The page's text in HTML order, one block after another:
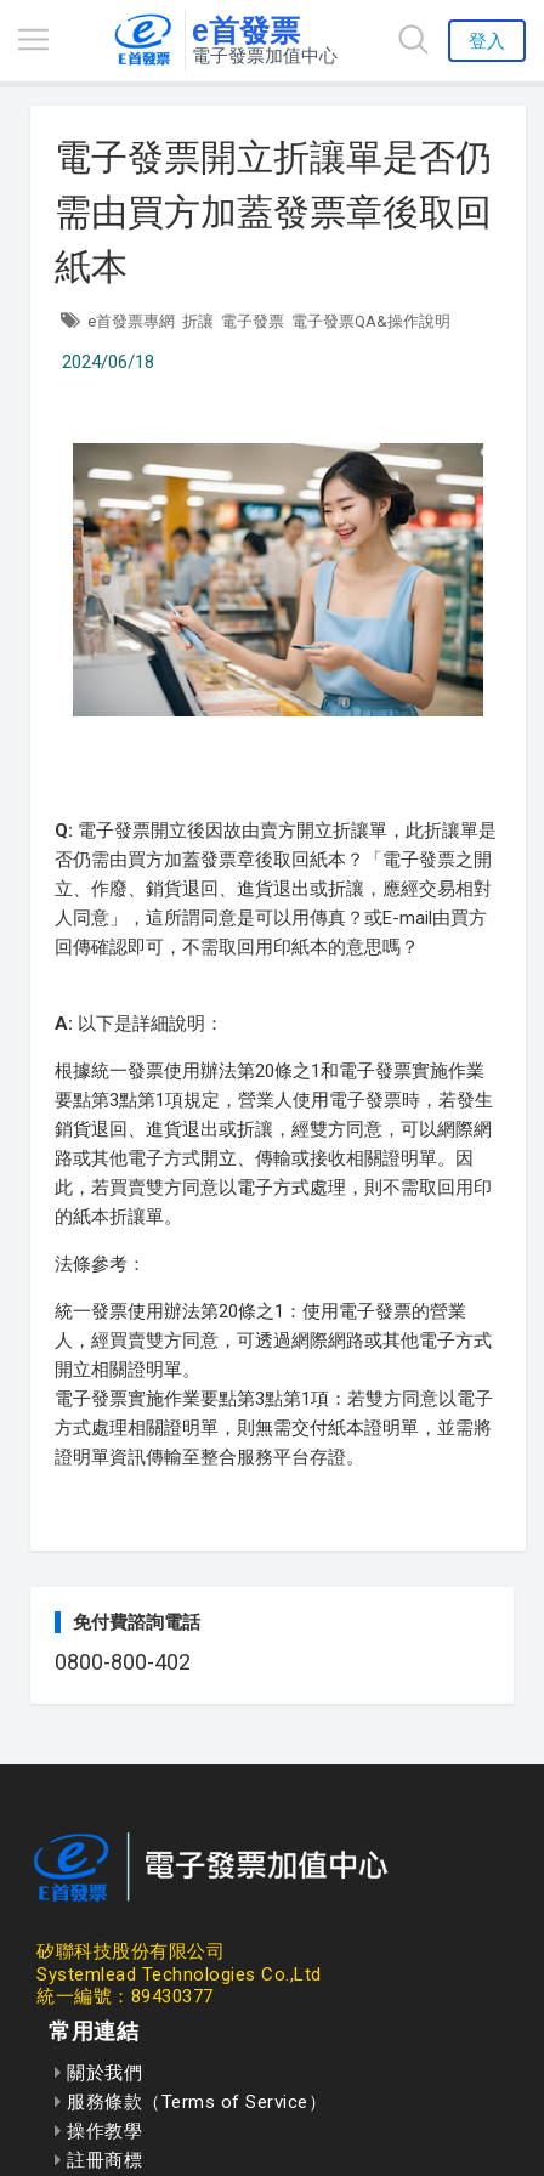
e首發票
電子發票加值中心
登入
電子發票開立折讓單是否仍
需由買方加蓋發票章後取回
紙本
e首發票專網 折讓 電子發票 電子發票QA&操作說明
2024/06/18
Q: 電子發票開立後因故由賣方開立折讓單，此折讓單是
否仍需由買方加蓋發票章後取回紙本？「電子發票之開
立、作廢、銷貨退回、進貨退出或折讓，應經交易相對
人同意」，這所謂同意是可以用傳真？或E-mail由買方
回傳確認即可，不需取回用印紙本的意思嗎？
A: 以下是詳細說明：
根據統一發票使用辦法第20條之1和電子發票實施作業
要點第3點第1項規定，營業人使用電子發票時，若發生
銷貨退回、進貨退出或折讓，經雙方同意，可以網際網
路或其他電子方式開立、傳輸或接收相關證明單。因
此，若買賣雙方同意以電子方式處理，則不需取回用印
的紙本折讓單。
法條參考：
統一發票使用辦法第20條之1：使用電子發票的營業
人，經買賣雙方同意，可透過網際網路或其他電子方式
開立相關證明單。
電子發票實施作業要點第3點第1項：若雙方同意以電子
方式處理相關證明單，則無需交付紙本證明單，並需將
證明單資訊傳輸至整合服務平台存證。
免付費諮詢電話
0800-800-402
矽聯科技股份有限公司
Systemlead Technologies Co.,Ltd
統一編號：89430377
常用連結
關於我們
服務條款（Terms of Service）
操作教學
註冊商標